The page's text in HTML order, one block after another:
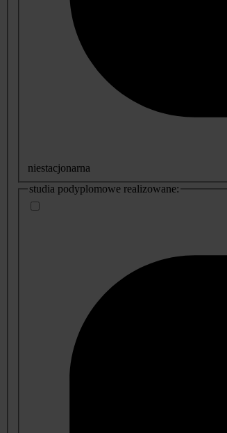
niestacjonarna
studia podyplomowe realizowane: